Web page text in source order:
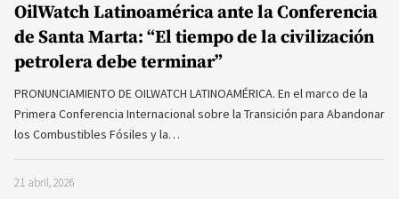
OilWatch Latinoamérica ante la Conferencia
de Santa Marta: “El tiempo de la civilización
petrolera debe terminar”
PRONUNCIAMIENTO DE OILWATCH LATINOAMÉRICA. En el marco de la
Primera Conferencia Internacional sobre la Transición para Abandonar
los Combustibles Fósiles y la…
21 abril, 2026